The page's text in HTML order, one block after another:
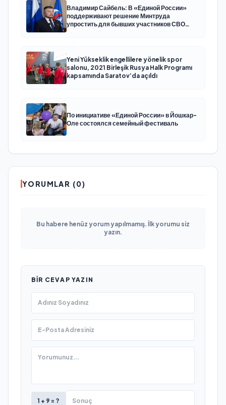
Владимир Сайбель: В «Единой России»
поддерживают решение Минтруда
упростить для бывших участников СВО
Yeni Yükseklik engellilere yönelik spor
salonu, 2021 Birleşik Rusya Halk Programı
kapsamında Saratov’da açıldı
По инициативе «Единой России» в Йошкар-
Оле состоялся семейный фестиваль
YORUMLAR (0)
Bu habere henüz yorum yapılmamış. İlk yorumu siz
yazın.
BIR CEVAP YAZIN
1 + 9 = ?